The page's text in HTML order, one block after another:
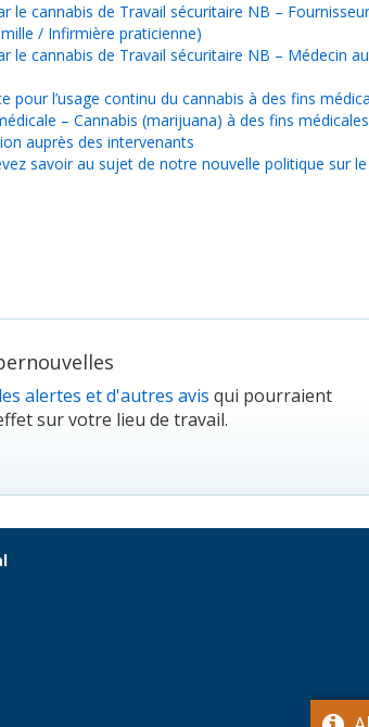
le cannabis de Travail sécuritaire NB –
/ Infirmière praticienne)
le cannabis de Travail sécuritaire NB – Médecin
pour l’usage continu du cannabis à des fins
– Cannabis (marijuana) à des fins médicales
auprès des intervenants
savoir au sujet de notre nouvelle politique sur
alertes et d'autres avis qui pourraient
sur votre lieu de travail.